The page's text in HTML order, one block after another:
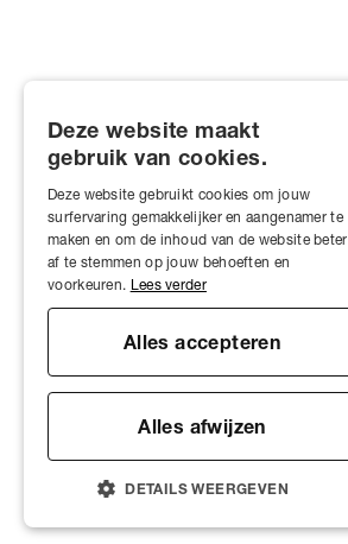
Deze website maakt
gebruik van cookies.
Deze website gebruikt cookies om jouw
surfervaring gemakkelijker en aangenamer te
maken en om de inhoud van de website beter
af te stemmen op jouw behoeften en
voorkeuren. Lees verder
Alles accepteren
Alles afwijzen
DETAILS WEERGEVEN